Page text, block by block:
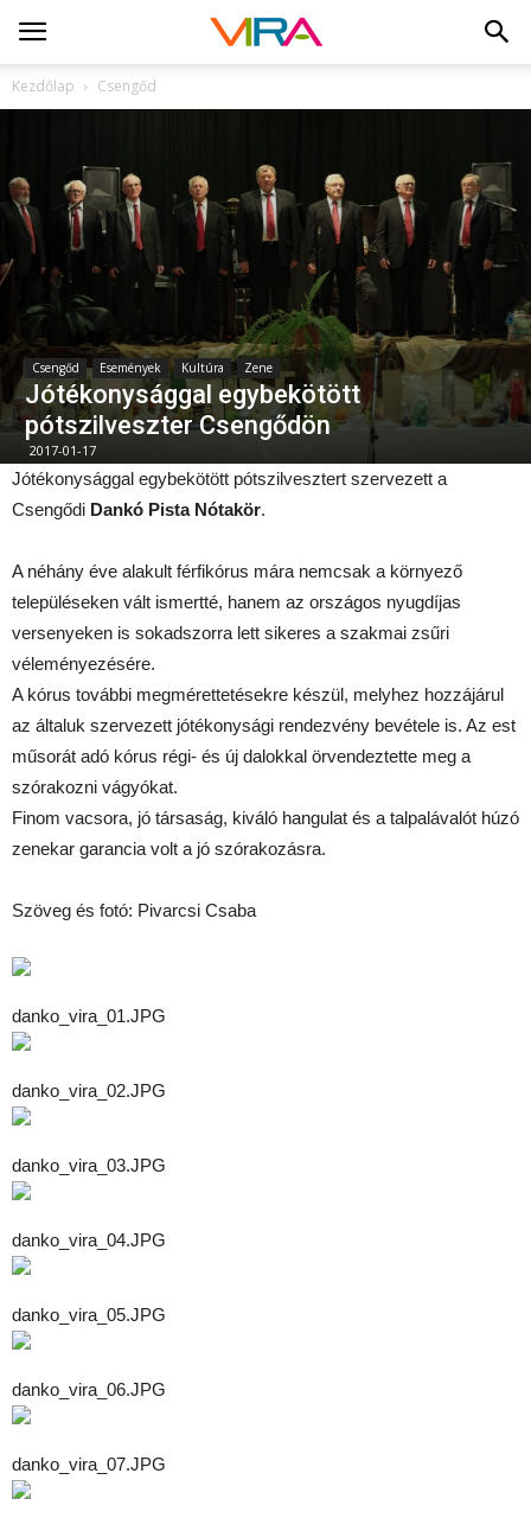
Kezdőlap Csengőd
Csengőd Események Kultúra Zene
Jótékonysággal egybekötött
pótszilveszter Csengődön
2017-01-17
Jótékonysággal egybekötött pótszilvesztert szervezett a
Csengődi Dankó Pista Nótakör.
A néhány éve alakult férfikórus mára nemcsak a környező
településeken vált ismertté, hanem az országos nyugdíjas
versenyeken is sokadszorra lett sikeres a szakmai zsűri
véleményezésére.
A kórus további megmérettetésekre készül, melyhez hozzájárul
az általuk szervezett jótékonysági rendezvény bevétele is. Az est
műsorát adó kórus régi- és új dalokkal örvendeztette meg a
szórakozni vágyókat.
Finom vacsora, jó társaság, kiváló hangulat és a talpalávalót húzó
zenekar garancia volt a jó szórakozásra.
Szöveg és fotó: Pivarcsi Csaba
danko_vira_01.JPG
danko_vira_02.JPG
danko_vira_03.JPG
danko_vira_04.JPG
danko_vira_05.JPG
danko_vira_06.JPG
danko_vira_07.JPG